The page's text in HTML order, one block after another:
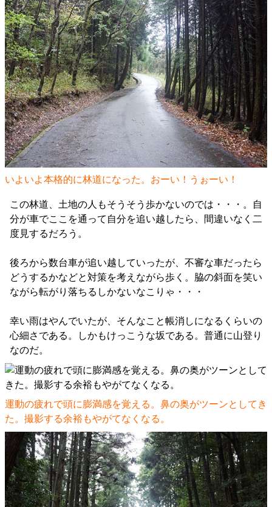
いよいよ本格的に林道になった。おーい！うぉーい！
この林道、土地の人もそうそう歩かないのでは・・・。自
分が車でここを通って自分を追い越したら、間違いなく二
度見するだろう。
後ろから数台車が追い越していったが、不審な車だったら
どうするかなどと対策を考えながら歩く。脇の斜面を笑い
ながら転がり落ちるしかないなこりゃ・・・
幸い雨はやんでいたが、そんなこと帳消しになるくらいの
心細さである。しかもけっこうな坂である。普通に山登り
なのだ。
運動の疲れで頭に膨満感を覚える。鼻の奥がツーンとしてき
た。撮影する余裕もやがてなくなる。